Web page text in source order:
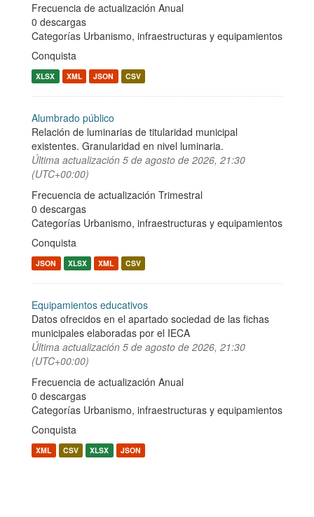
Frecuencia de actualización Anual
0 descargas
Categorías Urbanismo, infraestructuras y equipamientos
Conquista
XLSX XML JSON CSV
Alumbrado público
Relación de luminarias de titularidad municipal
existentes. Granularidad en nivel luminaria.
Última actualización 5 de agosto de 2026, 21:30
(UTC+00:00)
Frecuencia de actualización Trimestral
0 descargas
Categorías Urbanismo, infraestructuras y equipamientos
Conquista
JSON XLSX XML CSV
Equipamientos educativos
Datos ofrecidos en el apartado sociedad de las fichas
municipales elaboradas por el IECA
Última actualización 5 de agosto de 2026, 21:30
(UTC+00:00)
Frecuencia de actualización Anual
0 descargas
Categorías Urbanismo, infraestructuras y equipamientos
Conquista
XML CSV XLSX JSON